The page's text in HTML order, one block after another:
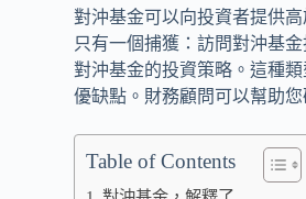
對沖基金可以向投資者提供
只有一個捕獲：訪問對沖基
對沖基金的投資策略。這種
優缺點。財務顧問可以幫助
Table of Contents